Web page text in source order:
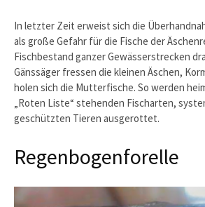
In letzter Zeit erweist sich die
als große Gefahr für die Fische der
Fischbestand ganzer Gewässerstrecken
Gänssäger fressen die kleinen Äschen,
holen sich die Mutterfische. So werden
„Roten Liste“ stehenden Fischarten,
geschützten Tieren ausgerottet.
Regenbogenforelle